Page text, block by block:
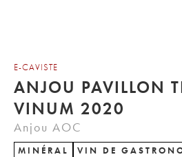
E-CAVISTE
ANJOU PAVILLON
VINUM 2020
Anjou AOC
MINÉRAL VIN DE